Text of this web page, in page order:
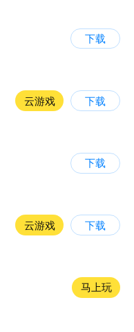
下载
云游戏 下载
下载
云游戏 下载
马上玩